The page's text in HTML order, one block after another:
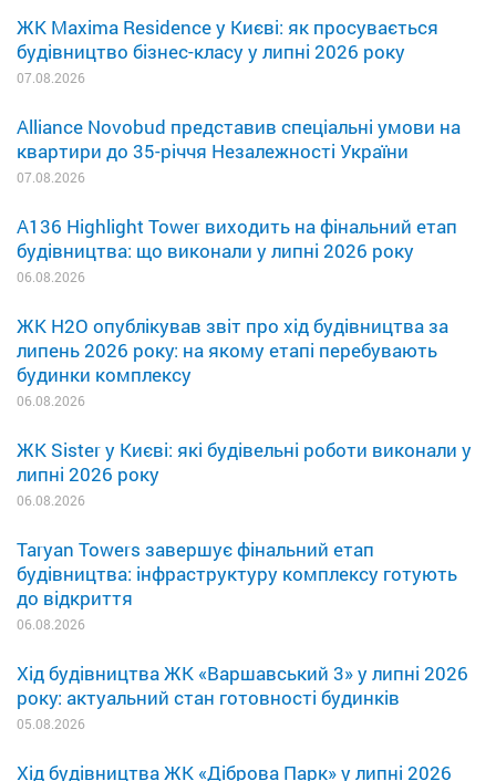
ЖК Maxima Residence у Києві: як просувається
будівництво бізнес-класу у липні 2026 року
07.08.2026
Alliance Novobud представив спеціальні умови на
квартири до 35-річчя Незалежності України
07.08.2026
A136 Highlight Tower виходить на фінальний етап
будівництва: що виконали у липні 2026 року
06.08.2026
ЖК H2O опублікував звіт про хід будівництва за
липень 2026 року: на якому етапі перебувають
будинки комплексу
06.08.2026
ЖК Sister у Києві: які будівельні роботи виконали у
липні 2026 року
06.08.2026
Taryan Towers завершує фінальний етап
будівництва: інфраструктуру комплексу готують
до відкриття
06.08.2026
Хід будівництва ЖК «Варшавський 3» у липні 2026
року: актуальний стан готовності будинків
05.08.2026
Хід будівництва ЖК «Діброва Парк» у липні 2026